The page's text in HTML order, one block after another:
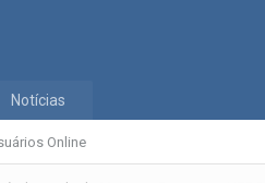
Online
Notícias